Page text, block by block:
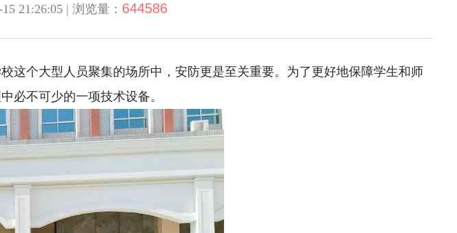
21:26:05 | 浏览量： 644586
这个大型人员聚集的场所中，安防更是至关重要。为了更好地保障学生和师
必不可少的一项技术设备。